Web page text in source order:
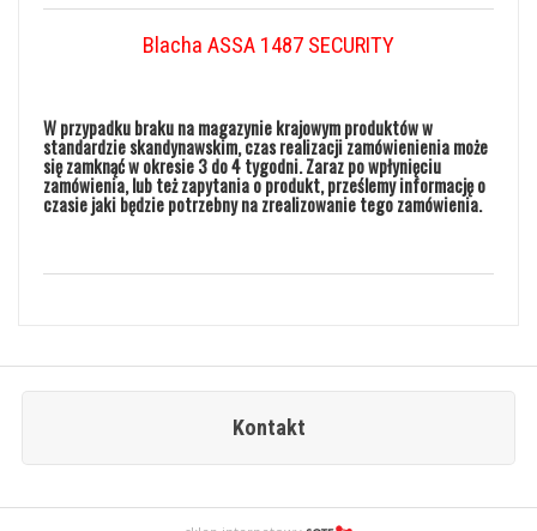
Blacha ASSA 1487 SECURITY
W przypadku braku na magazynie krajowym produktów w
standardzie skandynawskim, czas realizacji zamówienienia może
się zamknąć w okresie 3 do 4 tygodni. Zaraz po wpłynięciu
zamówienia, lub też zapytania o produkt, prześlemy informację o
czasie jaki będzie potrzebny na zrealizowanie tego zamówienia.
Kontakt